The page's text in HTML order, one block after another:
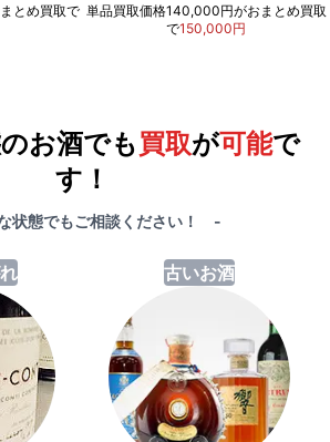
とめ買取で 単品買取価格140,000円がおまとめ買取
で150,000円
お酒でも買取が可能で
す！
状態でもご相談ください！ -
古いお酒